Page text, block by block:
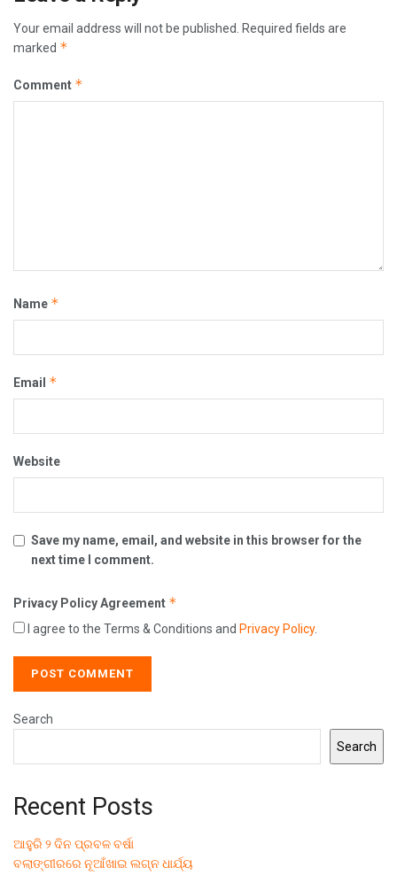
Your email address will not be published.
Required fields are
marked *
Comment *
Name *
Email *
Website
Save my name, email, and website in this browser for the
next time I comment.
Privacy Policy Agreement *
I agree to the Terms & Conditions and Privacy Policy.
Search
Search
Recent Posts
ଆହୁରି ୨ ଦିନ ପ୍ରବଳ ବର୍ଷା
ବଲାଙ୍ଗୀରରେ ନୂଆଁଖାଇ ଲଗ୍ନ ଧାର୍ଯ୍ୟ